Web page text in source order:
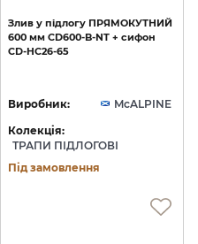
Злив у підлогу ПРЯМОКУТНИЙ
600 мм CD600-B-NT + сифон
CD-HC26-65
Виробник:
McALPINE
Колекція:
ТРАПИ ПІДЛОГОВІ
Під замовлення